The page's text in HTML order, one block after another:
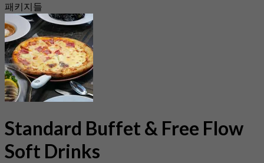
패키지들
Standard Buffet & Free Flow
Soft Drinks